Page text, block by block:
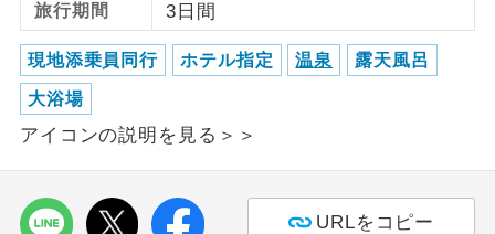
旅行期間 3日間
現地添乗員同行 ホテル指定 温泉 露天風呂
大浴場
アイコンの説明を見る＞＞
URLをコピー
航空会社指定
利用航空会社が指定なので、ご出発の計
画にとても便利です。
ホテル指定
おひとり様バ
おひとり様でバス席を2席利⽤できま